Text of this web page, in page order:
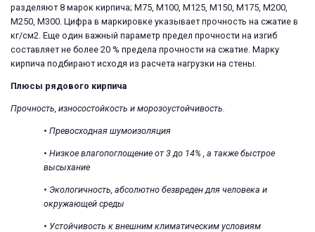
разделяют 8 марок кирпича; М75, М100, М125, М150, М175, М200,
М250, М300. Цифра в маркировке указывает прочность на сжатие в
кг/см2. Еще один важный параметр предел прочности на изгиб
составляет не более 20 % предела прочности на сжатие. Марку
кирпича подбирают исходя из расчета нагрузки на стены.
Плюсы рядового кирпича
Прочность, износостойкость и морозоустойчивость.
•Превосходная шумоизоляция
•Низкое влагопоглощение от 3 до 14% , а также быстрое
высыхание
•Экологичность, абсолютно безвреден для человека и
окружающей среды
• Устойчивость к внешним климатическим условиям